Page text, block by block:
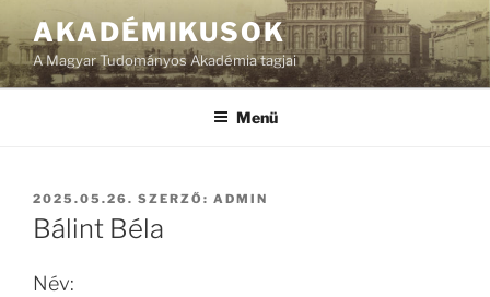
AKADÉMIKUSOK
A Magyar Tudományos Akadémia tagjai
Menü
BEKÜLDVE:
2025.05.26. SZERZŐ: ADMIN
Bálint Béla
Név: